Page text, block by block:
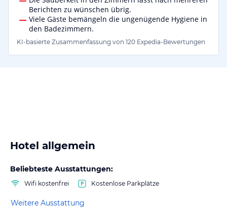
Berichten zu wünschen übrig.
Viele Gäste bemängeln die ungenügende Hygiene in
den Badezimmern.
KI-basierte Zusammenfassung von 120 Expedia-Bewertungen
Hotel allgemein
Beliebteste Ausstattungen:
Wifi kostenfrei Kostenlose Parkplätze
Weitere Ausstattung